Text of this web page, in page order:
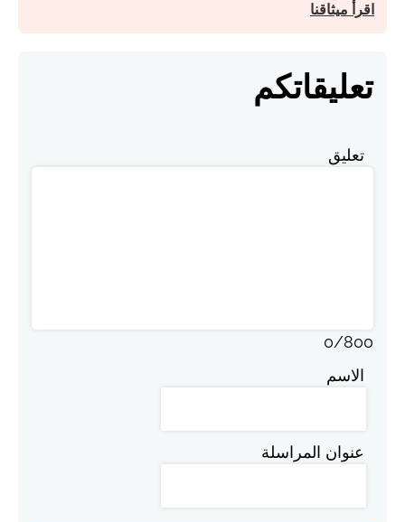
اقرأ ميثاقنا
تعليقاتكم
تعليق
0/800
الاسم
عنوان المراسلة